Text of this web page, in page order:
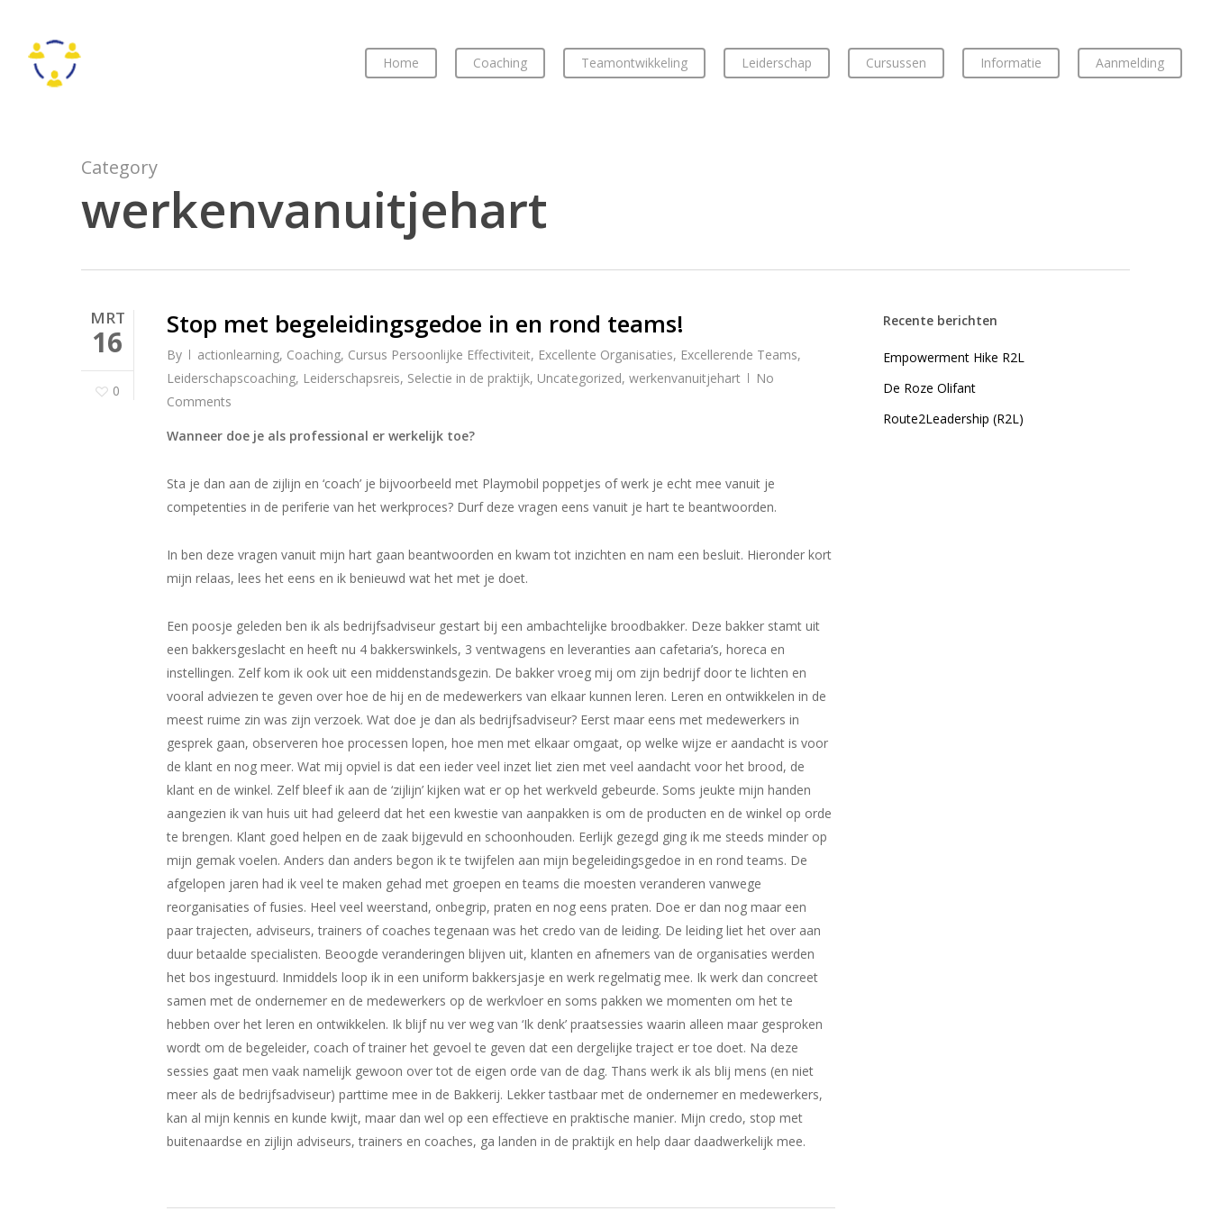
content
Home Coaching Teamontwikkeling Leiderschap Cursussen Informatie Aanmelding
Category
werkenvanuitjehart
MRT
16
0
Stop met begeleidingsgedoe in en rond teams!
By actionlearning, Coaching, Cursus Persoonlijke Effectiviteit, Excellente Organisaties, Excellerende Teams,
Leiderschapscoaching, Leiderschapsreis, Selectie in de praktijk, Uncategorized, werkenvanuitjehart
No
Comments
Wanneer doe je als professional er werkelijk toe?
Sta je dan aan de zijlijn en ‘coach’ je bijvoorbeeld met Playmobil poppetjes of werk je echt mee vanuit je
competenties in de periferie van het werkproces? Durf deze vragen eens vanuit je hart te beantwoorden.
In ben deze vragen vanuit mijn hart gaan beantwoorden en kwam tot inzichten en nam een besluit. Hieronder kort
mijn relaas, lees het eens en ik benieuwd wat het met je doet.
Een poosje geleden ben ik als bedrijfsadviseur gestart bij een ambachtelijke broodbakker. Deze bakker stamt uit
een bakkersgeslacht en heeft nu 4 bakkerswinkels, 3 ventwagens en leveranties aan cafetaria’s, horeca en
instellingen. Zelf kom ik ook uit een middenstandsgezin. De bakker vroeg mij om zijn bedrijf door te lichten en
vooral adviezen te geven over hoe de hij en de medewerkers van elkaar kunnen leren. Leren en ontwikkelen in de
meest ruime zin was zijn verzoek. Wat doe je dan als bedrijfsadviseur? Eerst maar eens met medewerkers in
gesprek gaan, observeren hoe processen lopen, hoe men met elkaar omgaat, op welke wijze er aandacht is voor
de klant en nog meer. Wat mij opviel is dat een ieder veel inzet liet zien met veel aandacht voor het brood, de
klant en de winkel. Zelf bleef ik aan de ‘zijlijn’ kijken wat er op het werkveld gebeurde. Soms jeukte mijn handen
aangezien ik van huis uit had geleerd dat het een kwestie van aanpakken is om de producten en de winkel op orde
te brengen. Klant goed helpen en de zaak bijgevuld en schoonhouden. Eerlijk gezegd ging ik me steeds minder op
mijn gemak voelen. Anders dan anders begon ik te twijfelen aan mijn begeleidingsgedoe in en rond teams. De
afgelopen jaren had ik veel te maken gehad met groepen en teams die moesten veranderen vanwege
reorganisaties of fusies. Heel veel weerstand, onbegrip, praten en nog eens praten. Doe er dan nog maar een
paar trajecten, adviseurs, trainers of coaches tegenaan was het credo van de leiding. De leiding liet het over aan
duur betaalde specialisten. Beoogde veranderingen blijven uit, klanten en afnemers van de organisaties werden
het bos ingestuurd. Inmiddels loop ik in een uniform bakkersjasje en werk regelmatig mee. Ik werk dan concreet
samen met de ondernemer en de medewerkers op de werkvloer en soms pakken we momenten om het te
hebben over het leren en ontwikkelen. Ik blijf nu ver weg van ‘Ik denk’ praatsessies waarin alleen maar gesproken
wordt om de begeleider, coach of trainer het gevoel te geven dat een dergelijke traject er toe doet. Na deze
sessies gaat men vaak namelijk gewoon over tot de eigen orde van de dag. Thans werk ik als blij mens (en niet
meer als de bedrijfsadviseur) parttime mee in de Bakkerij. Lekker tastbaar met de ondernemer en medewerkers,
kan al mijn kennis en kunde kwijt, maar dan wel op een effectieve en praktische manier. Mijn credo, stop met
buitenaardse en zijlijn adviseurs, trainers en coaches, ga landen in de praktijk en help daar daadwerkelijk mee.
Recente berichten
Empowerment Hike R2L
De Roze Olifant
Route2Leadership (R2L)